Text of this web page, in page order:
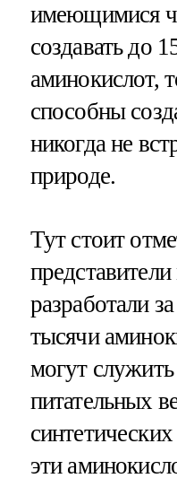
имеющимися
создавать до
аминокислот,
способны
никогда не
природе.
Тут стоит
разработали
тысячи
могут
питательных
эти